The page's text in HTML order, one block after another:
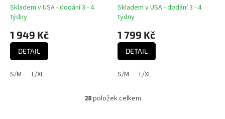
Jersey
Skladem v USA - dodání 3 - 4
týdny
1 949 Kč
DETAIL
S/M L/XL
Skladem v USA - dodání 3 - 4
týdny
1 799 Kč
DETAIL
S/M L/XL
O
28položek celkem